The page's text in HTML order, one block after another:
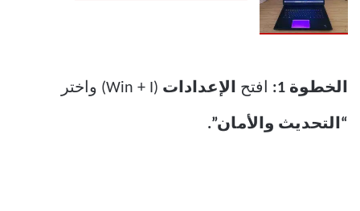
الخطوة 1: افتح الإعدادات (Win + I) واختر
“التحديث والأمان”.